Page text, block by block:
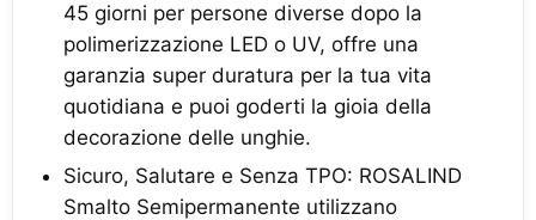
45 giorni per persone diverse dopo la
polimerizzazione LED o UV, offre una
garanzia super duratura per la tua vita
quotidiana e puoi goderti la gioia della
decorazione delle unghie.
Sicuro, Salutare e Senza TPO: ROSALIND
Smalto Semipermanente utilizzano